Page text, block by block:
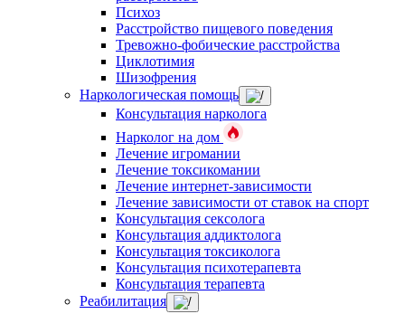
Психоз
Расстройство пищевого поведения
Тревожно-фобические расстройства
Циклотимия
Шизофрения
Наркологическая помощь
Консультация нарколога
Нарколог на дом
Лечение игромании
Лечение токсикомании
Лечение интернет-зависимости
Лечение зависимости от ставок на спорт
Консультация сексолога
Консультация аддиктолога
Консультация токсиколога
Консультация психотерапевта
Консультация терапевта
Реабилитация